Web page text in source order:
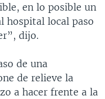
en lo posible un
hospital local paso
dijo.
de una
de relieve la
a hacer frente a la